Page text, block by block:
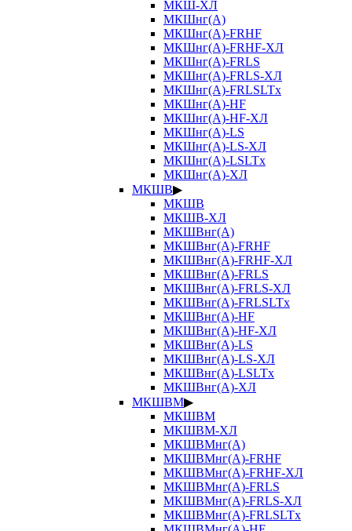
МКШ-ХЛ
МКШнг(А)
МКШнг(А)-FRHF
МКШнг(А)-FRHF-ХЛ
МКШнг(А)-FRLS
МКШнг(А)-FRLS-ХЛ
МКШнг(А)-FRLSLTx
МКШнг(А)-HF
МКШнг(А)-HF-ХЛ
МКШнг(А)-LS
МКШнг(А)-LS-ХЛ
МКШнг(А)-LSLTx
МКШнг(А)-ХЛ
МКШВ▶
МКШВ
МКШВ-ХЛ
МКШВнг(А)
МКШВнг(А)-FRHF
МКШВнг(А)-FRHF-ХЛ
МКШВнг(А)-FRLS
МКШВнг(А)-FRLS-ХЛ
МКШВнг(А)-FRLSLTx
МКШВнг(А)-HF
МКШВнг(А)-HF-ХЛ
МКШВнг(А)-LS
МКШВнг(А)-LS-ХЛ
МКШВнг(А)-LSLTx
МКШВнг(А)-ХЛ
МКШВМ▶
МКШВМ
МКШВМ-ХЛ
МКШВМнг(А)
МКШВМнг(А)-FRHF
МКШВМнг(А)-FRHF-ХЛ
МКШВМнг(А)-FRLS
МКШВМнг(А)-FRLS-ХЛ
МКШВМнг(А)-FRLSLTx